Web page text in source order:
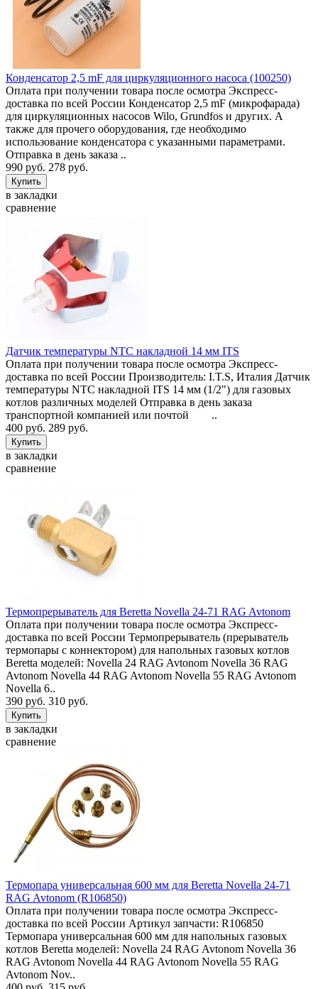
Конденсатор 2,5 mF для циркуляционного насоса (100250)
Оплата при получении товара после осмотра Экспресс-
доставка по всей России Конденсатор 2,5 mF (микрофарада)
для циркуляционных насосов Wilo, Grundfos и других. А
также для прочего оборудования, где необходимо
использование конденсатора с указанными параметрами.
Отправка в день заказа ..
990 руб. 278 руб.
в закладки
сравнение
Датчик температуры NTC накладной 14 мм ITS
Оплата при получении товара после осмотра Экспресс-
доставка по всей России Производитель: I.T.S, Италия Датчик
температуры NTC накладной ITS 14 мм (1/2") для газовых
котлов различных моделей Отправка в день заказа
транспортной компанией или почтой ..
400 руб. 289 руб.
в закладки
сравнение
Термопрерыватель для Beretta Novella 24-71 RAG Avtonom
Оплата при получении товара после осмотра Экспресс-
доставка по всей России Термопрерыватель (прерыватель
термопары с коннектором) для напольных газовых котлов
Beretta моделей: Novella 24 RAG Avtonom Novella 36 RAG
Avtonom Novella 44 RAG Avtonom Novella 55 RAG Avtonom
Novella 6..
390 руб. 310 руб.
в закладки
сравнение
Термопара универсальная 600 мм для Beretta Novella 24-71
RAG Avtonom (R106850)
Оплата при получении товара после осмотра Экспресс-
доставка по всей России Артикул запчасти: R106850
Термопара универсальная 600 мм для напольных газовых
котлов Beretta моделей: Novella 24 RAG Avtonom Novella 36
RAG Avtonom Novella 44 RAG Avtonom Novella 55 RAG
Avtonom Nov..